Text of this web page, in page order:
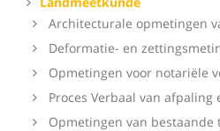
Architecturale opmetingen
Deformatie- en
Opmetingen voor notariële
Proces Verbaal van afpaling
Opmetingen van bestaande